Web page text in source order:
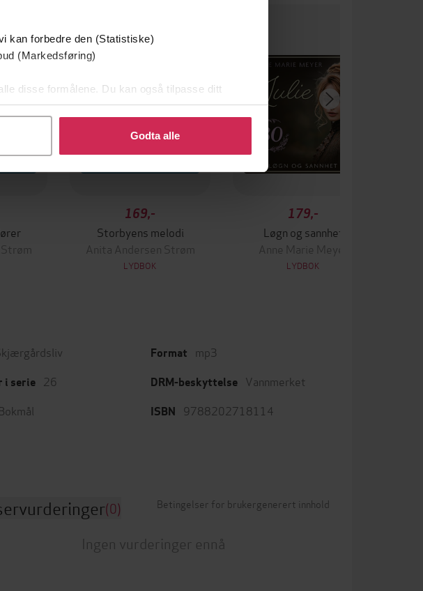
kan forbedre den (Statistiske)
(Markedsføring)
disse formålene. Du kan også tilpasse ditt
helst trekke tilbake eller endre ditt samtykke.
Godta alle
169,-
Storbyens melodi
Anita Andersen Strøm
LYDBOK
179,-
Løgn og sannhet
Anne Marie Meyer
LYDBOK
i serie 26
Bokmål
Format mp3
DRM-beskyttelse Vannmerket
ISBN 9788202718114
(0) Betingelser for brukergenerert innhold
Ingen vurderinger ennå